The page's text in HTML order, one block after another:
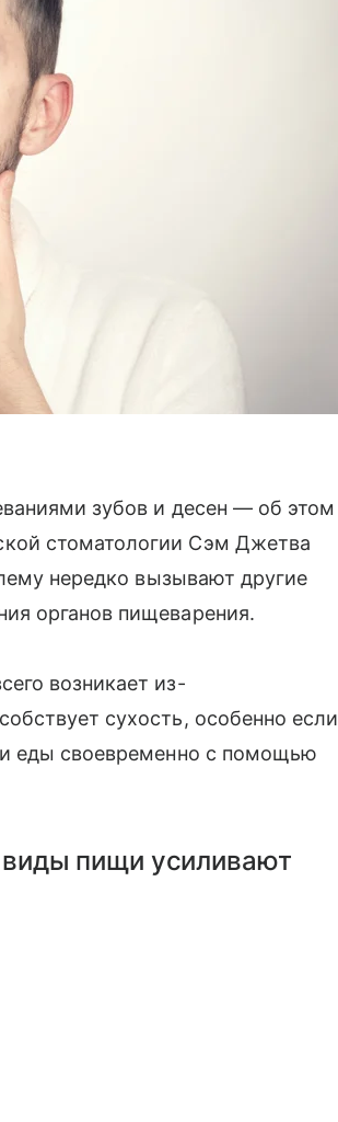
зубов и десен — об этом
стоматологии Сэм Джетва
нередко вызывают другие
органов пищеварения.
возникает из-
сухость, особенно если
еды своевременно с помощью
виды пищи усиливают